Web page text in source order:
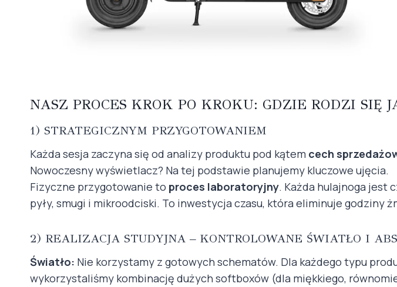
NASZ PROCES KROK PO KROKU: GDZIE RODZI SIĘ
1) STRATEGICZNYM PRZYGOTOWANIEM
Każda sesja zaczyna się od analizy produktu pod kątem cech
Nowoczesny wyświetlacz? Na tej podstawie planujemy kluczowe ujęcia.
Fizyczne przygotowanie to proces laboratoryjny. Każda hulajnoga jest
pyły, smugi i mikroodciski. To inwestycja czasu, która eliminuje godziny
2) REALIZACJA STUDYJNA – KONTROLOWANE ŚWIATŁO I
Światło: Nie korzystamy z gotowych schematów. Dla każdego typu
wykorzystaliśmy kombinację dużych softboxów (dla miękkiego,